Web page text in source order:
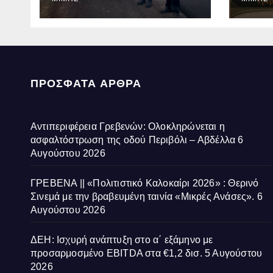
Αβδέλλα
ΠΡΌΣΦΑΤΑ ΆΡΘΡΑ
Αντιπεριφέρεια Γρεβενών: Ολοκληρώνεται η
ασφαλτόστρωση της οδού Περιβόλι – Αβδέλλα 6
Αυγούστου 2026
ΓΡΕΒΕΝΑ || «Πολιτιστικό Καλοκαίρι 2026» : Θερινό
Σινεμά με την βραβευμένη ταινία «Μικρές Ανάσες». 6
Αυγούστου 2026
ΔΕΗ: Ισχυρή ανάπτυξη στο α΄ εξάμηνο με
προσαρμοσμένο EBITDA στα €1,2 δισ. 5 Αυγούστου
2026